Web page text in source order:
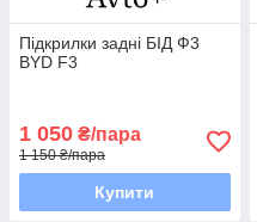
Підкрилки задні БІД Ф3
BYD F3
1 050 ₴/пара
1 150 ₴/пара
Купити